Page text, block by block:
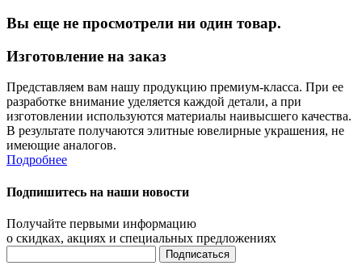
Вы еще не просмотрели ни один товар.
Изготовление на заказ
Представляем вам нашу продукцию премиум-класса. При ее
разработке внимание уделяется каждой детали, а при
изготовлении используются материалы наивысшего качества.
В результате получаются элитные ювелирные украшения, не
имеющие аналогов.
Подробнее
Подпишитесь на наши новости
Получайте первыми информацию
о скидках, акциях и специальных предложениях